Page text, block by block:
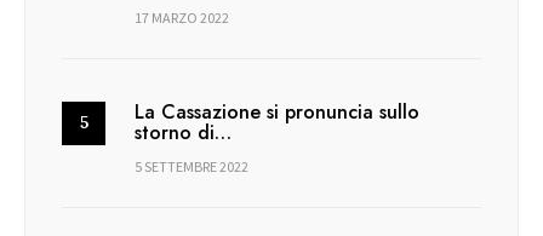
17 MARZO 2022
La Cassazione si pronuncia sullo
storno di…
5 SETTEMBRE 2022